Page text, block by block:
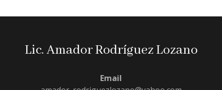
Lic. Amador Rodríguez Lozano
Email